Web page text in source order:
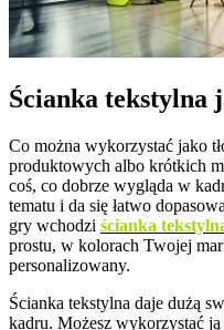
Ścianka tekstylna
Co można wykorzystać jako
produktowych albo krótkich
coś, co dobrze wygląda w
tematu i da się łatwo
gry wchodzi ścianka
prostu, w kolorach Twojej
personalizowany.
Ścianka tekstylna daje dużą
kadru. Możesz wykorzystać